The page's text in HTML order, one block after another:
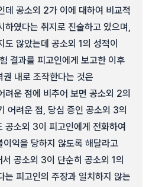
데 공소외 2가 이에 대하여 비교적
하였다는 취지로 진술하고 있으며,
도 않았는데 공소외 1의 성적이
결과를 피고인에게 보고한 이후
내로 조작한다는 것은
려운 점에 비추어 보면 공소외 2의
어려운 점, 당심 증인 공소외 3의
공소외 3이 피고인에게 전화하여
익을 당하지 않도록 해달라고
공소외 3이 단순히 공소외 1의
는 피고인의 주장과 일치하지 않는